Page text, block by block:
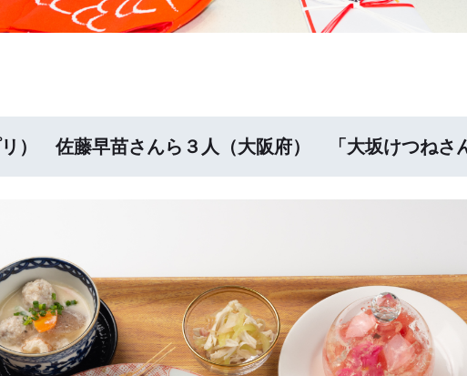
） 佐藤早苗さんら３人（大阪府） 「大坂けつねさ